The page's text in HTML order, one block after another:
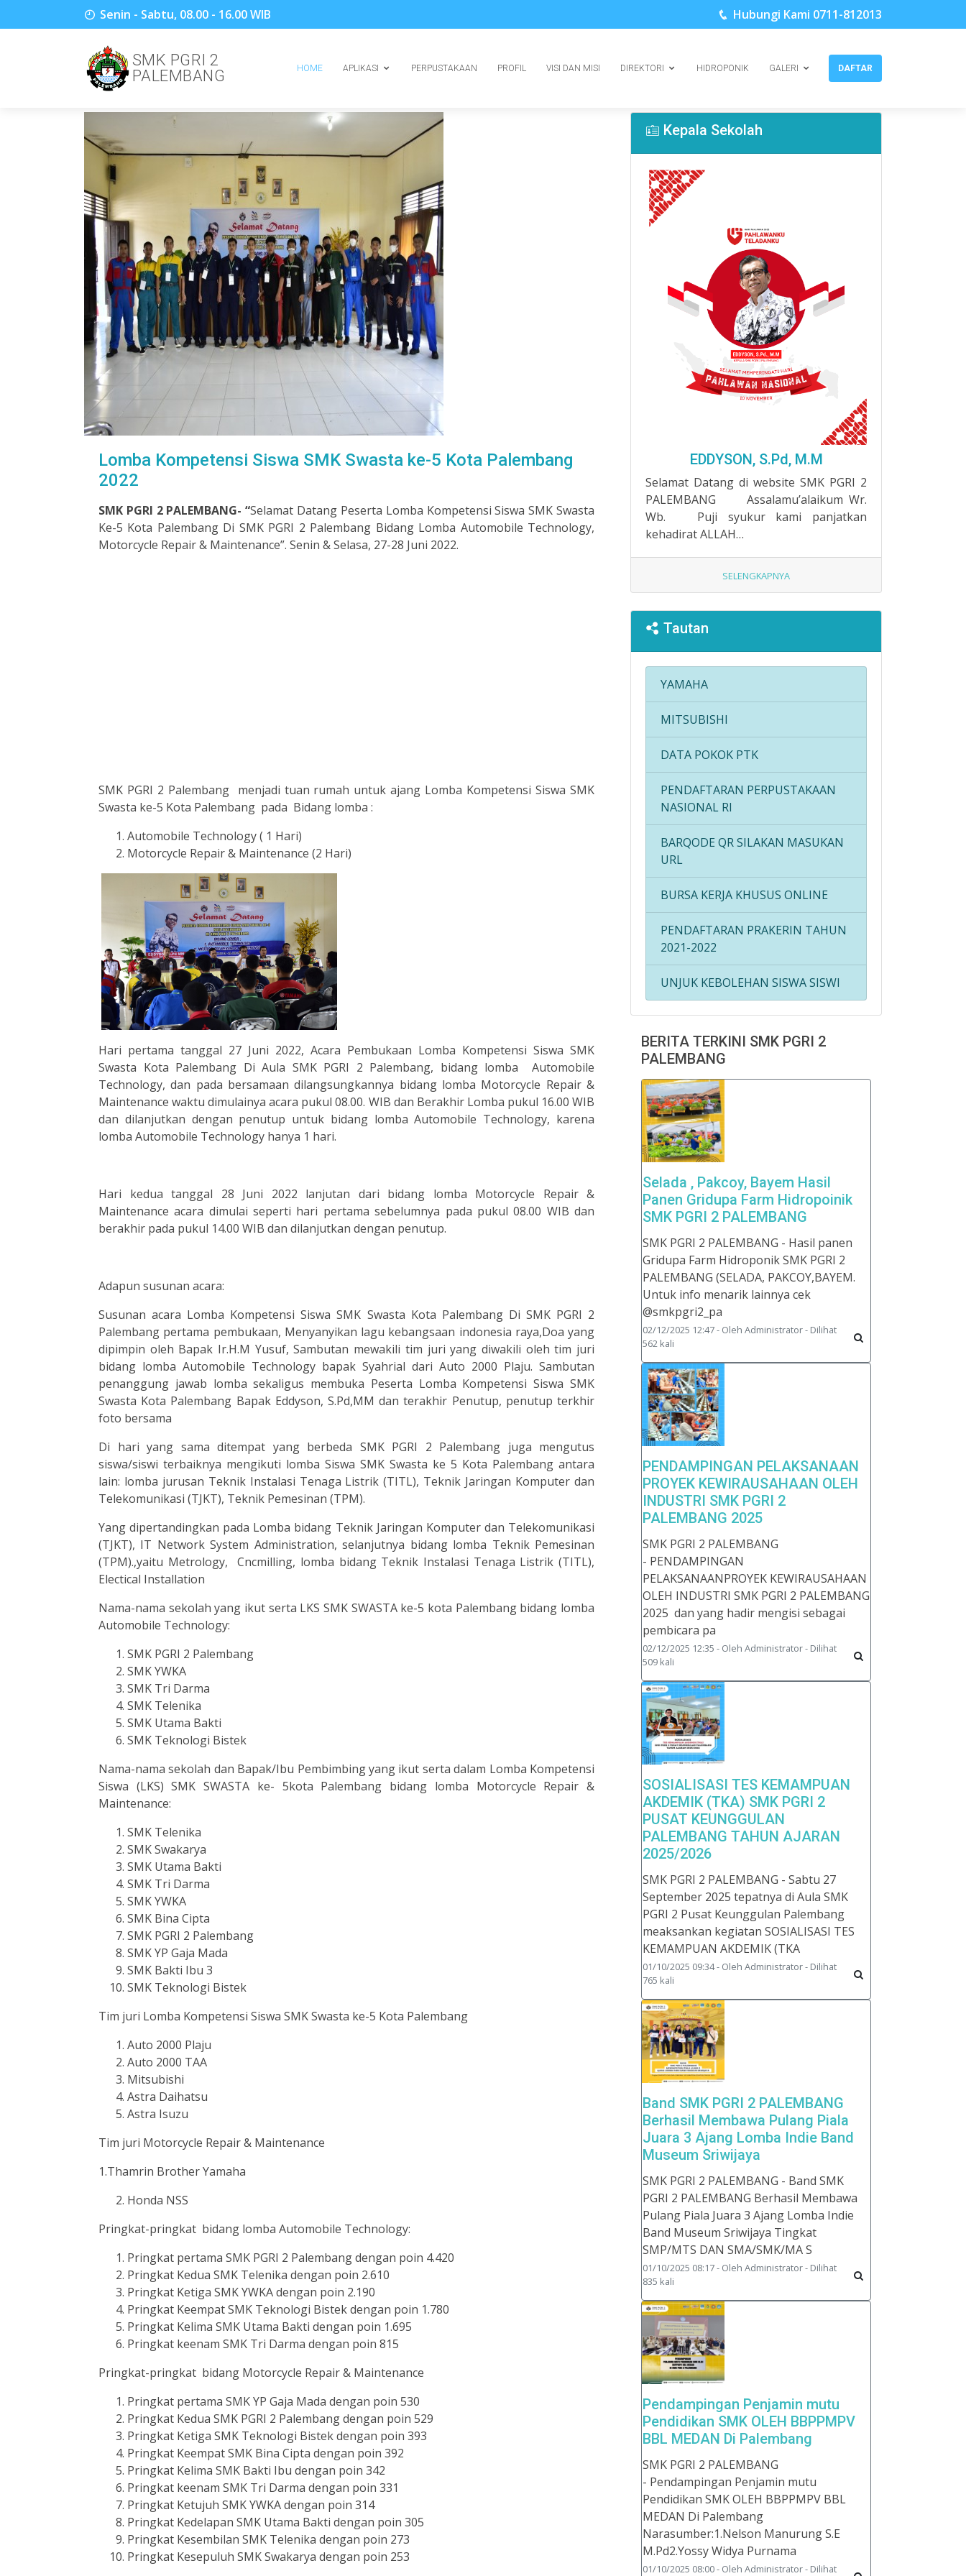
Senin - Sabtu, 08.00 - 16.00 WIB Hubungi Kami 0711-812013
SMK PGRI 2
PALEMBANG
HOME APLIKASI PERPUSTAKAAN PROFIL VISI DAN MISI DIREKTORI HIDROPONIK GALERI DAFTAR
Lomba Kompetensi Siswa SMK Swasta ke-5 Kota Palembang
2022
SMK PGRI 2 PALEMBANG- “Selamat Datang Peserta Lomba Kompetensi Siswa SMK Swasta
Ke-5 Kota Palembang Di SMK PGRI 2 Palembang Bidang Lomba Automobile Technology,
Motorcycle Repair & Maintenance”. Senin & Selasa, 27-28 Juni 2022.
SMK PGRI 2 Palembang menjadi tuan rumah untuk ajang Lomba Kompetensi Siswa SMK
Swasta ke-5 Kota Palembang pada Bidang lomba :
Automobile Technology ( 1 Hari)
Motorcycle Repair & Maintenance (2 Hari)
Hari pertama tanggal 27 Juni 2022, Acara Pembukaan Lomba Kompetensi Siswa SMK
Swasta Kota Palembang Di Aula SMK PGRI 2 Palembang, bidang lomba Automobile
Technology, dan pada bersamaan dilangsungkannya bidang lomba Motorcycle Repair &
Maintenance waktu dimulainya acara pukul 08.00. WIB dan Berakhir Lomba pukul 16.00 WIB
dan dilanjutkan dengan penutup untuk bidang lomba Automobile Technology, karena
lomba Automobile Technology hanya 1 hari.
Hari kedua tanggal 28 Juni 2022 lanjutan dari bidang lomba Motorcycle Repair &
Maintenance acara dimulai seperti hari pertama sebelumnya pada pukul 08.00 WIB dan
berakhir pada pukul 14.00 WIB dan dilanjutkan dengan penutup.
Adapun susunan acara:
Susunan acara Lomba Kompetensi Siswa SMK Swasta Kota Palembang Di SMK PGRI 2
Palembang pertama pembukaan, Menyanyikan lagu kebangsaan indonesia raya,Doa yang
dipimpin oleh Bapak Ir.H.M Yusuf, Sambutan mewakili tim juri yang diwakili oleh tim juri
bidang lomba Automobile Technology bapak Syahrial dari Auto 2000 Plaju. Sambutan
penanggung jawab lomba sekaligus membuka Peserta Lomba Kompetensi Siswa SMK
Swasta Kota Palembang Bapak Eddyson, S.Pd,MM dan terakhir Penutup, penutup terkhir
foto bersama
Di hari yang sama ditempat yang berbeda SMK PGRI 2 Palembang juga mengutus
siswa/siswi terbaiknya mengikuti lomba Siswa SMK Swasta ke 5 Kota Palembang antara
lain: lomba jurusan Teknik Instalasi Tenaga Listrik (TITL), Teknik Jaringan Komputer dan
Telekomunikasi (TJKT), Teknik Pemesinan (TPM).
Yang dipertandingkan pada Lomba bidang Teknik Jaringan Komputer dan Telekomunikasi
(TJKT), IT Network System Administration, selanjutnya bidang lomba Teknik Pemesinan
(TPM).,yaitu Metrology, Cncmilling, lomba bidang Teknik Instalasi Tenaga Listrik (TITL),
Electical Installation
Nama-nama sekolah yang ikut serta LKS SMK SWASTA ke-5 kota Palembang bidang lomba
Automobile Technology:
SMK PGRI 2 Palembang
SMK YWKA
SMK Tri Darma
SMK Telenika
SMK Utama Bakti
SMK Teknologi Bistek
Nama-nama sekolah dan Bapak/Ibu Pembimbing yang ikut serta dalam Lomba Kompetensi
Siswa (LKS) SMK SWASTA ke- 5kota Palembang bidang lomba Motorcycle Repair &
Maintenance:
SMK Telenika
SMK Swakarya
SMK Utama Bakti
SMK Tri Darma
SMK YWKA
SMK Bina Cipta
SMK PGRI 2 Palembang
SMK YP Gaja Mada
SMK Bakti Ibu 3
SMK Teknologi Bistek
Tim juri Lomba Kompetensi Siswa SMK Swasta ke-5 Kota Palembang
Auto 2000 Plaju
Auto 2000 TAA
Mitsubishi
Astra Daihatsu
Astra Isuzu
Tim juri Motorcycle Repair & Maintenance
1.Thamrin Brother Yamaha
Honda NSS
Pringkat-pringkat bidang lomba Automobile Technology:
Pringkat pertama SMK PGRI 2 Palembang dengan poin 4.420
Pringkat Kedua SMK Telenika dengan poin 2.610
Pringkat Ketiga SMK YWKA dengan poin 2.190
Pringkat Keempat SMK Teknologi Bistek dengan poin 1.780
Pringkat Kelima SMK Utama Bakti dengan poin 1.695
Pringkat keenam SMK Tri Darma dengan poin 815
Pringkat-pringkat bidang Motorcycle Repair & Maintenance
Pringkat pertama SMK YP Gaja Mada dengan poin 530
Pringkat Kedua SMK PGRI 2 Palembang dengan poin 529
Pringkat Ketiga SMK Teknologi Bistek dengan poin 393
Pringkat Keempat SMK Bina Cipta dengan poin 392
Pringkat Kelima SMK Bakti Ibu dengan poin 342
Pringkat keenam SMK Tri Darma dengan poin 331
Pringkat Ketujuh SMK YWKA dengan poin 314
Pringkat Kedelapan SMK Utama Bakti dengan poin 305
Pringkat Kesembilan SMK Telenika dengan poin 273
Pringkat Kesepuluh SMK Swakarya dengan poin 253
Kepala Sekolah
EDDYSON, S.Pd, M.M
Selamat Datang di website SMK PGRI 2
PALEMBANG Assalamu’alaikum Wr.
Wb. Puji syukur kami panjatkan
kehadirat ALLAH…
SELENGKAPNYA
Tautan
YAMAHA
MITSUBISHI
DATA POKOK PTK
PENDAFTARAN PERPUSTAKAAN
NASIONAL RI
BARQODE QR SILAKAN MASUKAN
URL
BURSA KERJA KHUSUS ONLINE
PENDAFTARAN PRAKERIN TAHUN
2021-2022
UNJUK KEBOLEHAN SISWA SISWI
BERITA TERKINI SMK PGRI 2
PALEMBANG
Selada , Pakcoy, Bayem Hasil
Panen Gridupa Farm Hidropoinik
SMK PGRI 2 PALEMBANG
SMK PGRI 2 PALEMBANG - Hasil panen
Gridupa Farm Hidroponik SMK PGRI 2
PALEMBANG (SELADA, PAKCOY,BAYEM.
Untuk info menarik lainnya cek
@smkpgri2_pa
02/12/2025 12:47 - Oleh Administrator - Dilihat
562 kali
PENDAMPINGAN PELAKSANAAN
PROYEK KEWIRAUSAHAAN OLEH
INDUSTRI SMK PGRI 2
PALEMBANG 2025
SMK PGRI 2 PALEMBANG
- PENDAMPINGAN
PELAKSANAANPROYEK KEWIRAUSAHAAN
OLEH INDUSTRI SMK PGRI 2 PALEMBANG
2025 dan yang hadir mengisi sebagai
pembicara pa
02/12/2025 12:35 - Oleh Administrator - Dilihat
509 kali
SOSIALISASI TES KEMAMPUAN
AKDEMIK (TKA) SMK PGRI 2
PUSAT KEUNGGULAN
PALEMBANG TAHUN AJARAN
2025/2026
SMK PGRI 2 PALEMBANG - Sabtu 27
September 2025 tepatnya di Aula SMK
PGRI 2 Pusat Keunggulan Palembang
meaksankan kegiatan SOSIALISASI TES
KEMAMPUAN AKDEMIK (TKA
01/10/2025 09:34 - Oleh Administrator - Dilihat
765 kali
Band SMK PGRI 2 PALEMBANG
Berhasil Membawa Pulang Piala
Juara 3 Ajang Lomba Indie Band
Museum Sriwijaya
SMK PGRI 2 PALEMBANG - Band SMK
PGRI 2 PALEMBANG Berhasil Membawa
Pulang Piala Juara 3 Ajang Lomba Indie
Band Museum Sriwijaya Tingkat
SMP/MTS DAN SMA/SMK/MA S
01/10/2025 08:17 - Oleh Administrator - Dilihat
835 kali
Pendampingan Penjamin mutu
Pendidikan SMK OLEH BBPPMPV
BBL MEDAN Di Palembang
SMK PGRI 2 PALEMBANG
- Pendampingan Penjamin mutu
Pendidikan SMK OLEH BBPPMPV BBL
MEDAN Di Palembang
Narasumber:1.Nelson Manurung S.E
M.Pd2.Yossy Widya Purnama
01/10/2025 08:00 - Oleh Administrator - Dilihat